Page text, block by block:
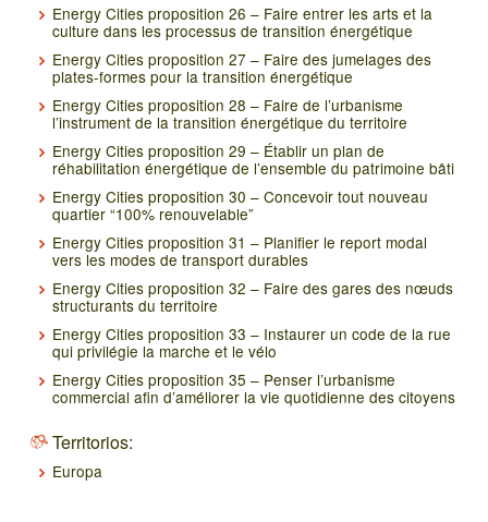
Energy Cities proposition 26 – Faire entrer les arts et la
culture dans les processus de transition énergétique
Energy Cities proposition 27 – Faire des jumelages des
plates-formes pour la transition énergétique
Energy Cities proposition 28 – Faire de l’urbanisme
l’instrument de la transition énergétique du territoire
Energy Cities proposition 29 – Établir un plan de
réhabilitation énergétique de l’ensemble du patrimoine bâti
Energy Cities proposition 30 – Concevoir tout nouveau
quartier “100% renouvelable”
Energy Cities proposition 31 – Planifier le report modal
vers les modes de transport durables
Energy Cities proposition 32 – Faire des gares des nœuds
structurants du territoire
Energy Cities proposition 33 – Instaurer un code de la rue
qui privilégie la marche et le vélo
Energy Cities proposition 35 – Penser l’urbanisme
commercial afin d’améliorer la vie quotidienne des citoyens
Territorios:
Europa